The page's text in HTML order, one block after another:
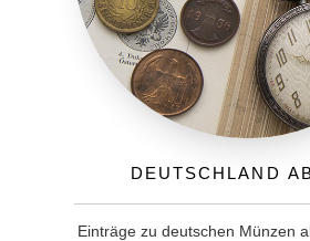
Deutschland ab
Einträge zu deutschen Münzen